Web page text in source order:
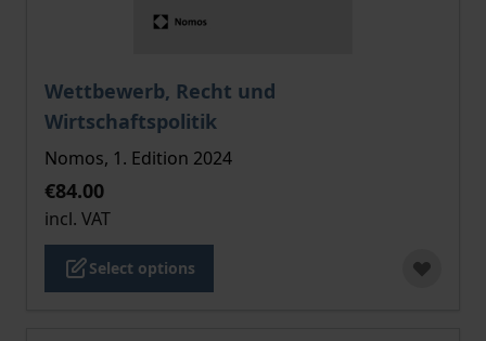
Wettbewerb, Recht und
Wirtschaftspolitik
The price depends on the options chosen on the
Nomos, 1. Edition 2024
€84.00
incl. VAT
Select options